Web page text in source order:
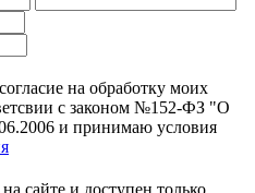
на обработку моих
с законом №152-ФЗ "О
и принимаю условия
сайте и доступен только